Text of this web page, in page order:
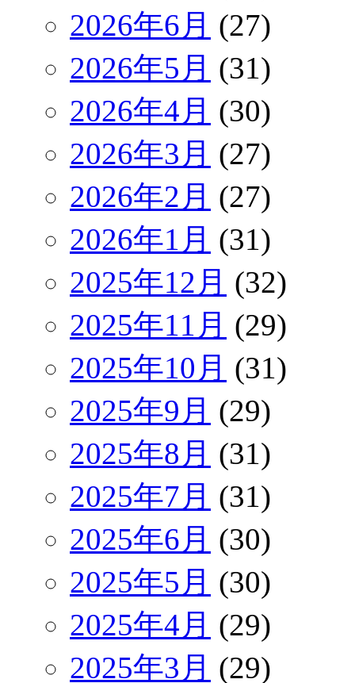
2026年6月 (27)
2026年5月 (31)
2026年4月 (30)
2026年3月 (27)
2026年2月 (27)
2026年1月 (31)
2025年12月 (32)
2025年11月 (29)
2025年10月 (31)
2025年9月 (29)
2025年8月 (31)
2025年7月 (31)
2025年6月 (30)
2025年5月 (30)
2025年4月 (29)
2025年3月 (29)